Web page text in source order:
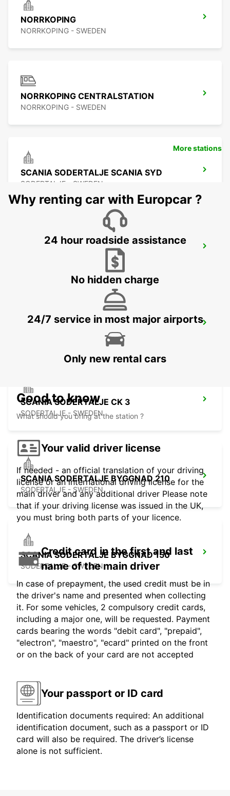
NORRKOPING
NORRKOPING - SWEDEN
NORRKOPING CENTRALSTATION
NORRKOPING - SWEDEN
SCANIA SODERTALJE SCANIA SYD
SODERTALJE - SWEDEN
SCANIA SODERTALJE STC
SODERTALJE SYD TRAINSTATION
SCANIA SODERTALJE CK 3
SODERTALJE - SWEDEN
SCANIA SODERTALJE BYGGNAD 210
SODERTALJE - SWEDEN
SCANIA SODERTALJE BYGGNAD 150
SODERTALJE - SWEDEN
More stations
Why renting car with Europcar ?
24 hour roadside assistance
No hidden charge
24/7 service in most major airports
Only new rental cars
Good to know
What should you bring at the station ?
Your valid driver license
If needed - an official translation of your driving
license or an international driving license for the
main driver and any additional driver Please note
that if your driving license was issued in the UK,
you must bring both parts of your licence.
Credit card in the first and last
name of the main driver
In case of prepayment, the used credit must be in
the driver's name and presented when collecting
it. For some vehicles, 2 compulsory credit cards,
including a major one, will be requested. Payment
cards bearing the words "debit card", "prepaid",
"electron", "maestro", "ecard" printed on the front
or on the back of your card are not accepted
Your passport or ID card
Identification documents required: An additional
identification document, such as a passport or ID
card will also be required. The driver’s license
alone is not sufficient.